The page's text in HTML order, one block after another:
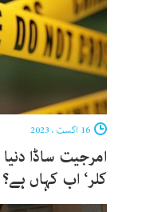
امرجیت ساڈا
کلر‘ اب کہاں ہے؟